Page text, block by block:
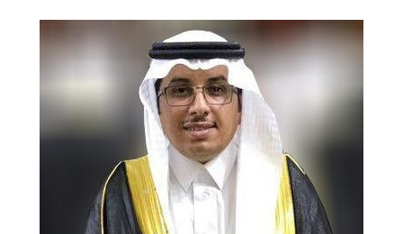
سمو ولي العهد يرأس جلسة مجلس الوزراء في جدة